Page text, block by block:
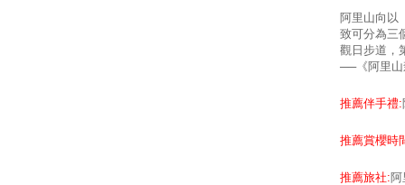
阿里山向以
致可分為三
觀日步道，
──《阿里山
推薦伴手禮:
推薦賞櫻時
推薦旅社: